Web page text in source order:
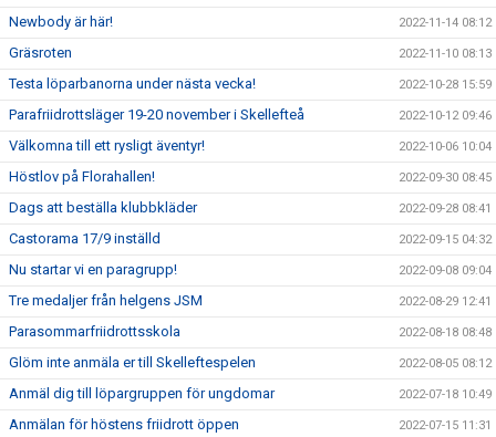
Newbody är här! 2022-11-14 08:12
Gräsroten 2022-11-10 08:13
Testa löparbanorna under nästa vecka! 2022-10-28 15:59
Parafriidrottsläger 19-20 november i Skellefteå 2022-10-12 09:46
Välkomna till ett rysligt äventyr! 2022-10-06 10:04
Höstlov på Florahallen! 2022-09-30 08:45
Dags att beställa klubbkläder 2022-09-28 08:41
Castorama 17/9 inställd 2022-09-15 04:32
Nu startar vi en paragrupp! 2022-09-08 09:04
Tre medaljer från helgens JSM 2022-08-29 12:41
Parasommarfriidrottsskola 2022-08-18 08:48
Glöm inte anmäla er till Skelleftespelen 2022-08-05 08:12
Anmäl dig till löpargruppen för ungdomar 2022-07-18 10:49
Anmälan för höstens friidrott öppen 2022-07-15 11:31